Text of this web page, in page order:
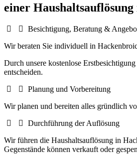
einer Haushaltsauflösung
Besichtigung, Beratung &
Wir beraten Sie individuell in
Durch unsere kostenlose
entscheiden.
Planung und Vorbereitung
Wir planen und bereiten alles gründlich
Durchführung der Auflösung
Wir führen die Haushaltsauflösung in
Gegenstände können verkauft oder